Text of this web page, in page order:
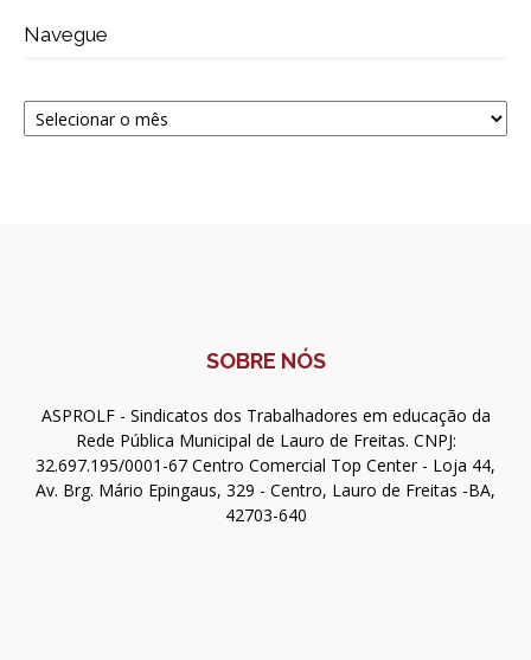
Navegue
Navegue
SOBRE NÓS
ASPROLF - Sindicatos dos Trabalhadores em educação da
Rede Pública Municipal de Lauro de Freitas. CNPJ:
32.697.195/0001-67 Centro Comercial Top Center - Loja 44,
Av. Brg. Mário Epingaus, 329 - Centro, Lauro de Freitas -BA,
42703-640